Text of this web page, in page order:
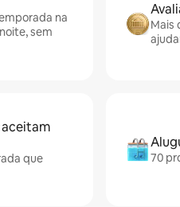
na
sem
Mais
que
70